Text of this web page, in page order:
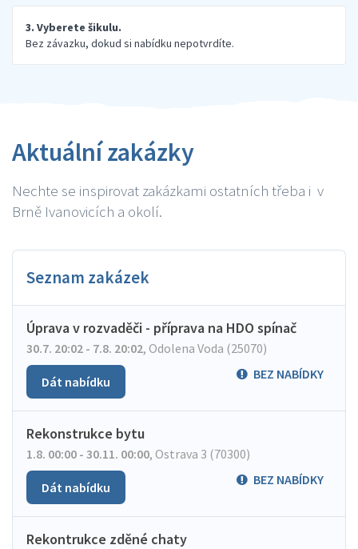
3. Vyberete šikulu.
Bez závazku, dokud si nabídku nepotvrdíte.
Aktuální zakázky
Nechte se inspirovat zakázkami ostatních třeba i v
Brně Ivanovicích a okolí.
Seznam zakázek
Úprava v rozvaděči - příprava na HDO spínač
30.7. 20:02 - 7.8. 20:02, Odolena Voda (25070)
BEZ NABÍDKY
Dát nabídku
Rekonstrukce bytu
1.8. 00:00 - 30.11. 00:00, Ostrava 3 (70300)
BEZ NABÍDKY
Dát nabídku
Rekontrukce zděné chaty